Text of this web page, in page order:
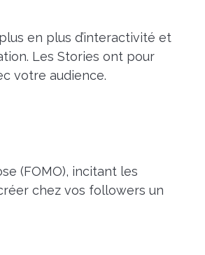
en plus d’interactivité et
Les Stories ont pour
votre audience.
(FOMO), incitant les
chez vos followers un